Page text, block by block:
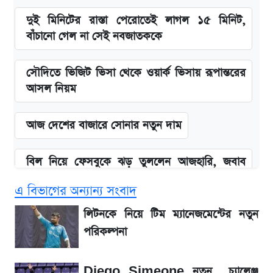
দুই মিনিটের রাস্তা পেরোতেই লাগল ১৫ মিনিট,
বাঁচানো গেল না সেই নবজাতককে
সৌদিতে ভিজিট ভিসা থেকে ওয়ার্ক ভিসায় রূপান্তরের
আসল নিয়ম
আজ দেশের বাজারে সোনার নতুন দাম
বিল নিয়ে ফেসবুকে ঝড় তুললেন আজহারি, জবাব
লিটনকে নিয়ে টিম ম্যানেজমেন্টের নতুন পরিকল্পনা
আগামী ৪ দিনের আবহাওয়া নিয়ে বড় সতর্কবার্তা
এ বিভাগের অন্যান্য সংবাদ
লিটনকে নিয়ে টিম ম্যানেজমেন্টের নতুন
পরিকল্পনা